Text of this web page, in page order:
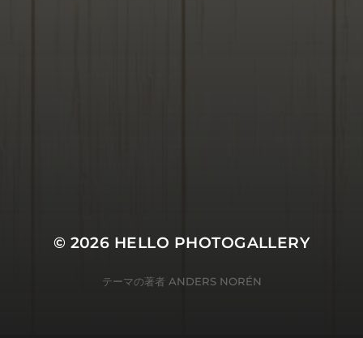
© 2026 HELLO PHOTOGALLERY
テーマの著者 ANDERS NORÉN